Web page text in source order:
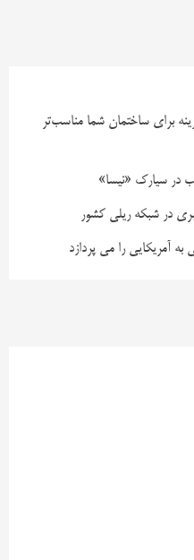
برای ساختمان شما مناسب‌تر
در سیارک «نیسا»
در شبکه ریلی کشور
آمریکایی را می پردازد